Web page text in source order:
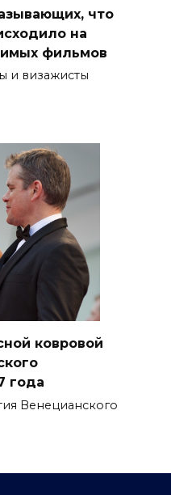
что
на
фильмов
и визажисты
ковровой
года
Венецианского